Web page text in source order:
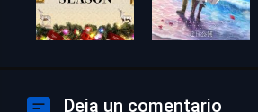
Deja un comentario